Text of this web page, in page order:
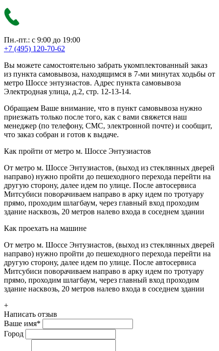
Пн.-пт.: с 9:00 до 19:00
+7 (495) 120-70-62
Вы можете самостоятельно забрать укомплектованный заказ
из пункта самовывоза, находящимся в 7-ми минутах ходьбы от
метро Шоссе энтузиастов. Адрес пункта самовывоза
Электродная улица, д.2, стр. 12-13-14.
Обращаем Ваше внимание, что в пункт самовывоза нужно
приезжать только после того, как с вами свяжется наш
менеджер (по телефону, СМС, электронной почте) и сообщит,
что заказ собран и готов к выдаче.
Как пройти от метро м. Шоссе Энтузиастов
От метро м. Шоссе Энтузиастов, (выход из стеклянных дверей
направо) нужно пройти до пешеходного перехода перейти на
другую сторону, далее идем по улице. После автосервиса
Митсубиси поворачиваем направо в арку идем по тротуару
прямо, проходим шлагбаум, через главный вход проходим
здание насквозь, 20 метров налево входа в соседнем здании
Как проехать на машине
От метро м. Шоссе Энтузиастов, (выход из стеклянных дверей
направо) нужно пройти до пешеходного перехода перейти на
другую сторону, далее идем по улице. После автосервиса
Митсубиси поворачиваем направо в арку идем по тротуару
прямо, проходим шлагбаум, через главный вход проходим
здание насквозь, 20 метров налево входа в соседнем здании
+
Написать отзыв
Ваше имя*
Город